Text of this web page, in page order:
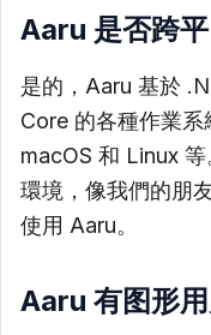
Aaru 是否跨
是的，Aaru 基於
Core 的各種作業系
macOS 和 Linux
環境，像我們的朋
使用 Aaru。
Aaru 有图形